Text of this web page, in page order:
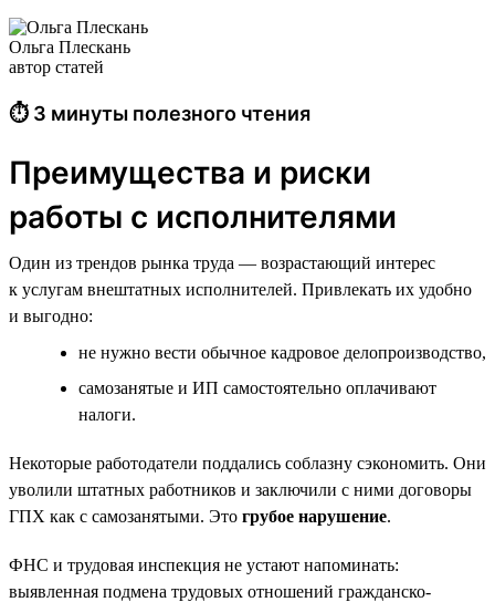
Ольга Плескань
автор статей
⏱ 3 минуты полезного чтения
Преимущества и риски
работы с исполнителями
Один из трендов рынка труда — возрастающий интерес
к услугам внештатных исполнителей. Привлекать их удобно
и выгодно:
не нужно вести обычное кадровое делопроизводство,
самозанятые и ИП самостоятельно оплачивают
налоги.
Некоторые работодатели поддались соблазну сэкономить. Они
уволили штатных работников и заключили с ними договоры
ГПХ как с самозанятыми. Это грубое нарушение.
ФНС и трудовая инспекция не устают напоминать:
выявленная подмена трудовых отношений гражданско-